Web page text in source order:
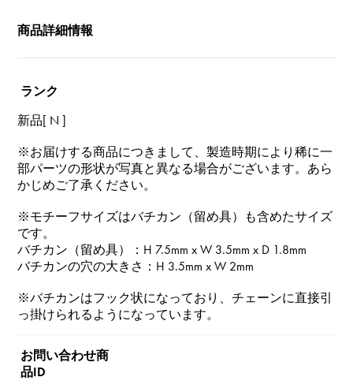
商品詳細情報
ランク
新品[ N ]
※お届けする商品につきまして、製造時期により稀に一
部パーツの形状が写真と異なる場合がございます。あら
かじめご了承ください。
※モチーフサイズはバチカン（留め具）も含めたサイズ
です。
バチカン（留め具）：H 7.5mm x W 3.5mm x D 1.8mm
バチカンの穴の大きさ：H 3.5mm x W 2mm
※バチカンはフック状になっており、チェーンに直接引
っ掛けられるようになっています。
お問い合わせ商
品ID